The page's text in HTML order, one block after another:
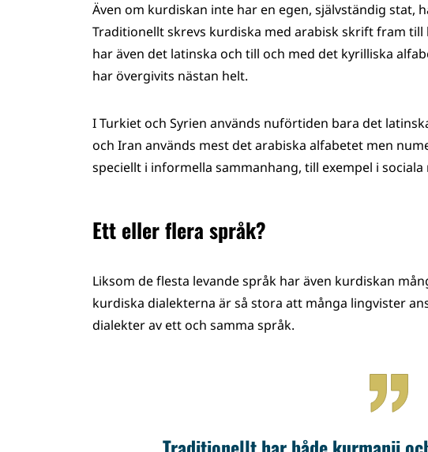
Även om kurdiskan inte har en egen, självständig stat,
Traditionellt skrevs kurdiska med arabisk skrift fram till
har även det latinska och till och med det kyrilliska
har övergivits nästan helt.
I Turkiet och Syrien används nuförtiden bara det
och Iran används mest det arabiska alfabetet men
speciellt i informella sammanhang, till exempel i sociala
Ett eller flera språk?
Liksom de flesta levande språk har även kurdiskan
kurdiska dialekterna är så stora att många lingvister
dialekter av ett och samma språk.